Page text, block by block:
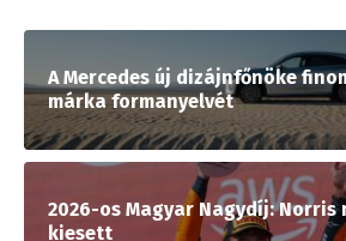
A Mercedes új dizájnfőnöke
márka formanyelvét
2026-os Magyar Nagydíj:
kiesett